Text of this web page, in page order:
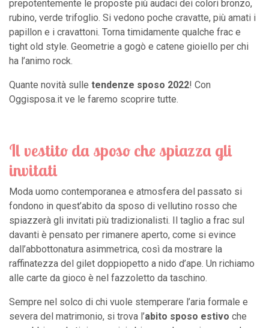
prepotentemente le proposte più audaci dei colori bronzo,
rubino, verde trifoglio. Si vedono poche cravatte, più amati i
papillon e i cravattoni. Torna timidamente qualche frac e
tight old style. Geometrie a gogò e catene gioiello per chi
ha l’animo rock.
Quante novità sulle tendenze sposo 2022! Con
Oggisposa.it ve le faremo scoprire tutte.
Il vestito da sposo che spiazza gli
invitati
Moda uomo contemporanea e atmosfera del passato si
fondono in quest’abito da sposo di vellutino rosso che
spiazzerà gli invitati più tradizionalisti. Il taglio a frac sul
davanti è pensato per rimanere aperto, come si evince
dall’abbottonatura asimmetrica, così da mostrare la
raffinatezza del gilet doppiopetto a nido d’ape. Un richiamo
alle carte da gioco è nel fazzoletto da taschino.
Sempre nel solco di chi vuole stemperare l’aria formale e
severa del matrimonio, si trova l’abito sposo estivo che